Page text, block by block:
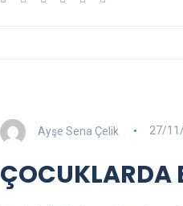
Ayşe Sena Çelik 27/
ÇOCUKLARDA